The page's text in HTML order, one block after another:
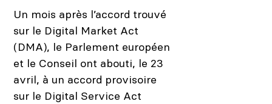
Un mois après l’accord trouvé
sur le Digital Market Act
(DMA), le Parlement européen
et le Conseil ont abouti, le 23
avril, à un accord provisoire
sur le Digital Service Act